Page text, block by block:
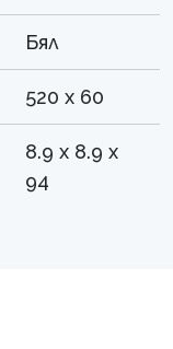
Бял
520 x 60
8.9 x 8.9 x
94